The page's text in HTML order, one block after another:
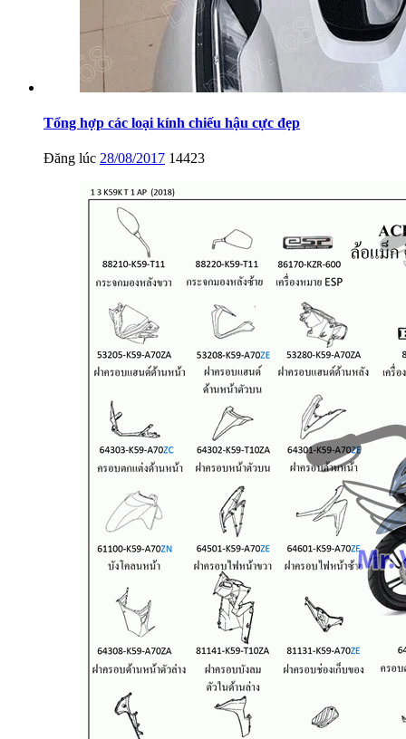
Tổng hợp các loại kính chiếu hậu cực đẹp
Đăng lúc 28/08/2017 14423